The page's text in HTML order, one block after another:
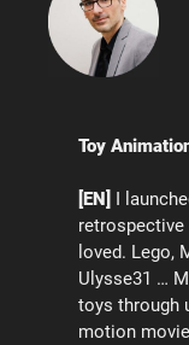
Toy
[EN] I
loved. Lego,
Ulysse31 …
toys through
motion